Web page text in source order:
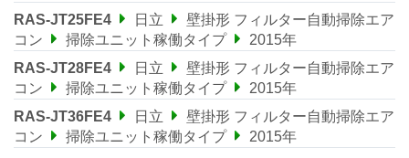
RAS-JT25FE4
日立
壁掛形 フィルター自動掃除エア
コン
掃除ユニット稼働タイプ
2015年
RAS-JT28FE4
日立
壁掛形 フィルター自動掃除エア
コン
掃除ユニット稼働タイプ
2015年
RAS-JT36FE4
日立
壁掛形 フィルター自動掃除エア
コン
掃除ユニット稼働タイプ 2015年